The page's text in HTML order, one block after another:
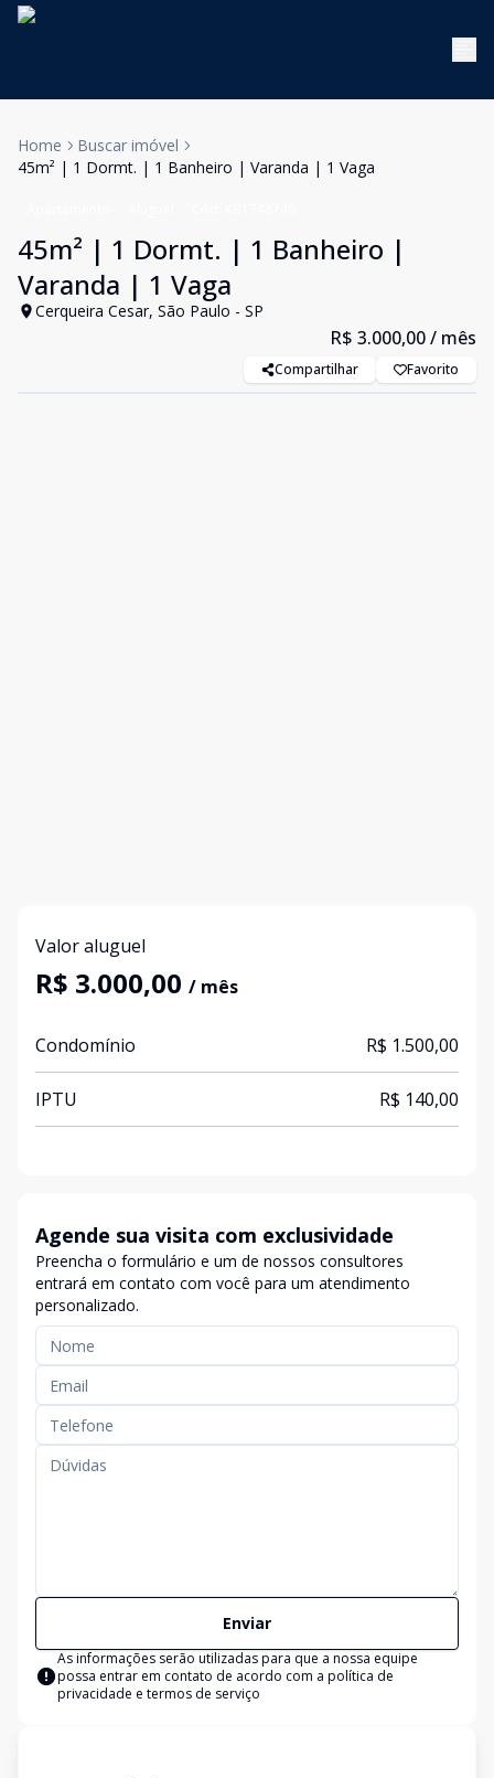
Home
Buscar imóvel
45m² | 1 Dormt. | 1 Banheiro | Varanda | 1 Vaga
45m² | 1 Dormt. | 1 Banheiro |
Varanda | 1 Vaga
Cerqueira Cesar, São Paulo - SP
R$ 3.000,00/ mês
Compartilhar Favorito
Valor aluguel
R$ 3.000,00 / mês
Condomínio R$ 1.500,00
IPTU R$ 140,00
Agende sua visita com exclusividade
Preencha o formulário e um de nossos consultores
entrará em contato com você para um atendimento
personalizado.
Enviar
As informações serão utilizadas para que a nossa equipe
possa entrar em contato de acordo com a política de
privacidade e termos de serviço